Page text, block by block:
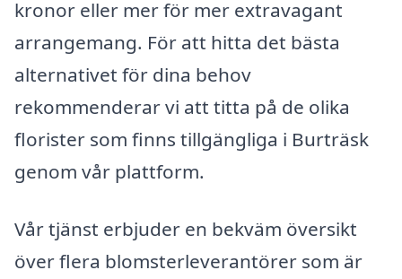
kronor eller mer för mer extravagant
arrangemang. För att hitta det bästa
alternativet för dina behov
rekommenderar vi att titta på de olika
florister som finns tillgängliga i Burträsk
genom vår plattform.
Vår tjänst erbjuder en bekväm översikt
över flera blomsterleverantörer som är